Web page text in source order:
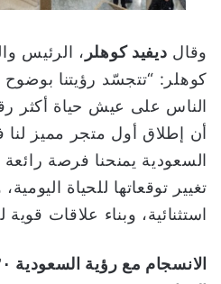
وقال ديفيد كوهلر ، الرئيس
كوهلر: “تتجسّد رؤيتنا
الناس على عيش حياة أكثر
أن إطلاق أول متجر مميز لنا
السعودية يمنحنا فرصة
تغيير توقعاتها للحياة
استثنائية، وبناء علاقات قوية
الانسجام مع رؤية السعودية